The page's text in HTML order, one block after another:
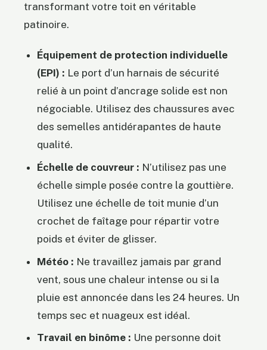
transformant votre toit en véritable
patinoire.
Équipement de protection individuelle
(EPI) : Le port d’un harnais de sécurité
relié à un point d’ancrage solide est non
négociable. Utilisez des chaussures avec
des semelles antidérapantes de haute
qualité.
Échelle de couvreur : N’utilisez pas une
échelle simple posée contre la gouttière.
Utilisez une échelle de toit munie d’un
crochet de faîtage pour répartir votre
poids et éviter de glisser.
Météo : Ne travaillez jamais par grand
vent, sous une chaleur intense ou si la
pluie est annoncée dans les 24 heures. Un
temps sec et nuageux est idéal.
Travail en binôme : Une personne doit